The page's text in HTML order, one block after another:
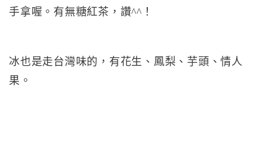
手拿喔。有無糖紅茶，讚^^！
冰也是走台灣味的，有花生、鳳梨、芋頭、情人
果。